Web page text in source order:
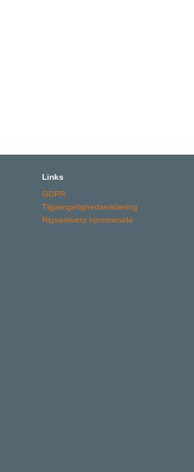
Links
GDPR
Tilgængelighedserklæring
Rigsarkivets hjemmeside